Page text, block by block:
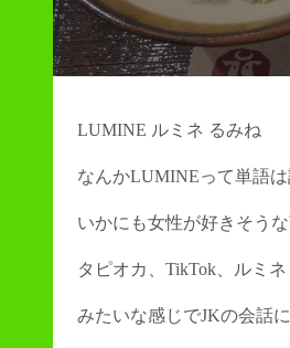
LUMINE ルミネ るみね
なんかLUMINEって単語
いかにも女性が好きそう
タピオカ、TikTok、ルミネ
みたいな感じでJKの会話